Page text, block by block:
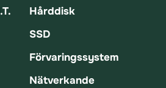
Hårddisk
SSD
Förvaringssystem
Nätverkande